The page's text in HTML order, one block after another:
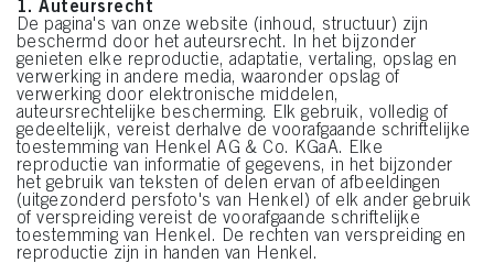
1. Auteursrecht
De pagina's van onze website (inhoud, structuur) zijn
beschermd door het auteursrecht. In het bijzonder
genieten elke reproductie, adaptatie, vertaling, opslag en
verwerking in andere media, waaronder opslag of
verwerking door elektronische middelen,
auteursrechtelijke bescherming. Elk gebruik, volledig of
gedeeltelijk, vereist derhalve de voorafgaande schriftelijke
toestemming van Henkel AG & Co. KGaA. Elke
reproductie van informatie of gegevens, in het bijzonder
het gebruik van teksten of delen ervan of afbeeldingen
(uitgezonderd persfoto's van Henkel) of elk ander gebruik
of verspreiding vereist de voorafgaande schriftelijke
toestemming van Henkel. De rechten van verspreiding en
reproductie zijn in handen van Henkel.